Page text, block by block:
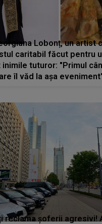
Lobonț, un artist
caritabil făcut pentru
inimile tuturor: "Primul
îl văd la așa
reclama șoferii agresivi!